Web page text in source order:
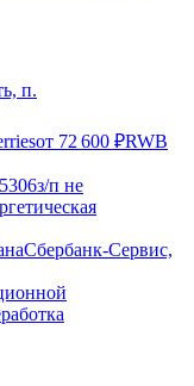
п.
от 72 600 ₽RWB
з/п не
Сбербанк-Сервис,